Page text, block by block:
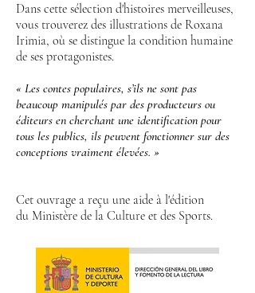
Dans cette sélection d'histoires merveilleuses,
vous trouverez des illustrations de Roxana
Irimia, où se distingue la condition humaine
de ses protagonistes.
« Les contes populaires, s’ils ne sont pas
beaucoup manipulés par des producteurs ou
éditeurs en cherchant une identification pour
tous les publics, ils peuvent fonctionner sur des
conceptions vraiment élevées. »
Cet ouvrage a reçu une aide à l'édition
du Ministère de la Culture et des Sports.